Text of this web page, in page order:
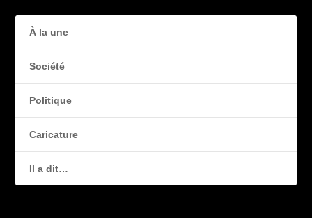
À la une
Société
Politique
Caricature
Il a dit…